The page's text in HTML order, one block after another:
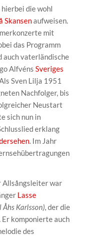
die wohl
Skansenaufweisen.
mit
das Programm
auch vaterländische
Alfvéns Sveriges
Sven Lilja 1951
Nachfolger, bis
Neustart
sich nun in
erklang
. Im Jahr
Allsångsleiter war
Lasse
Karlsson), der die
komponierte auch
des